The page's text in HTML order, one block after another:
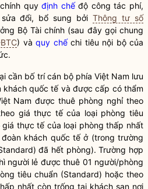
chính quyđịnh chếđộ công tác phí,
đổi, bổ sung bởiThông tư số
Bộ Tài chính (sau đây gọi chung
) và quy chếchi tiêu nội bộ của
cần bố trí cán bộ phía Việt Nam lưu
khách quốc tế và được cấp có thẩm
Nam được thuê phòng nghỉ theo
giá thực tế của loại phòng tiêu
thực tế của loại phòng thấp nhất
khách quốc tế ở (trong trường
đã hết phòng). Trường hợp
người lẻ được thuê 01 người/phòng
tiêu chuẩn (Standard) hoặc theo
nhất còn trống tại khách sạn nơi